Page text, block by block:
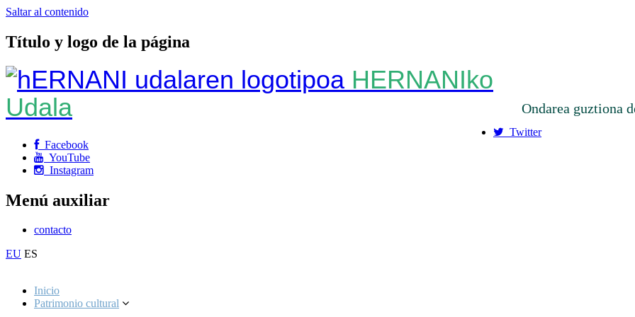
Saltar al contenido
Título y logo de la página
HERNANIko
Udala
Ondarea guztiona
Twitter
Facebook
YouTube
Instagram
Menú auxiliar
contacto
EU ES
Inicio
Patrimonio cultural